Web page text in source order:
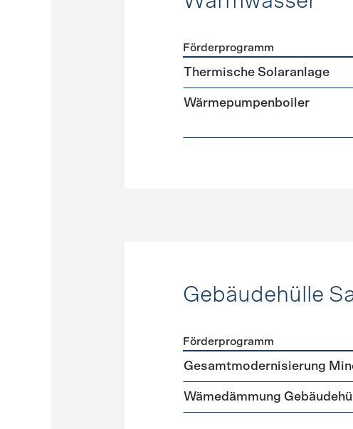
Förderprogramme Warmwasser
Förderprogramm
Thermische Solaranlage
Wärmepumpenboiler
Gebäudehülle
Förderprogramme Gebäudehülle
Förderprogramm
Gesamtmodernisierung
Wämedämmung